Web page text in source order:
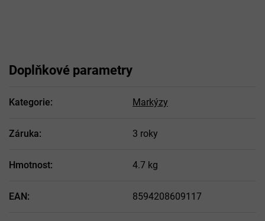
Doplňkové parametry
Kategorie: Markýzy
Záruka: 3 roky
Hmotnost: 4.7 kg
EAN: 8594208609117